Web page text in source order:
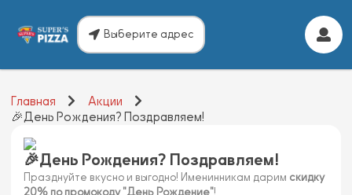
Выберите адрес
Главная
Акции
🎉День Рождения? Поздравляем!
🎉День Рождения? Поздравляем!
Празднуйте вкусно и выгодно! Именинникам дарим скидку
20% по промокоду "День Рождение"!